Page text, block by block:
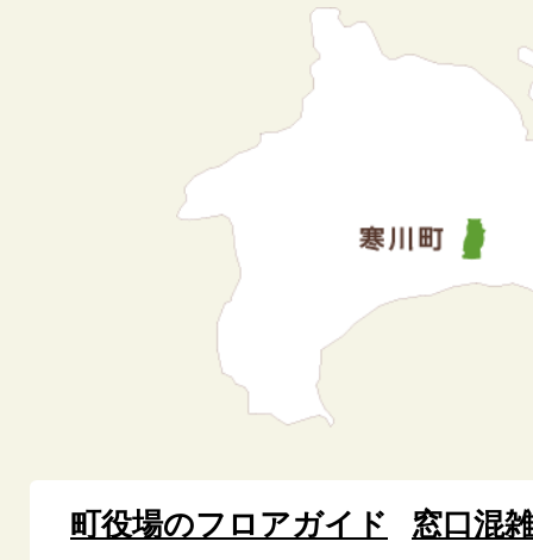
町役場のフロアガイド
窓口混